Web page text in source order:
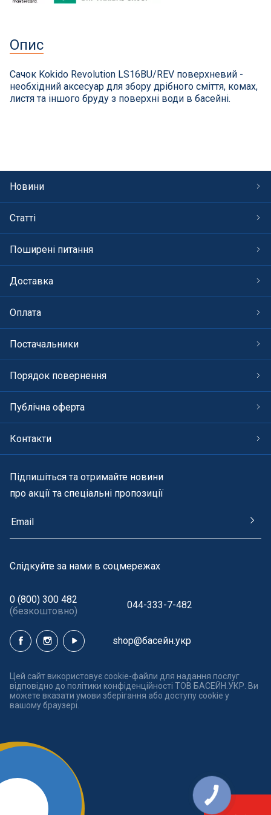
СПА басейни
Осушувачі повітря
Меблі для басейну
Гідроізоляція і будівельна хімія
Опис
Сачок Kokido Revolution LS16BU/REV поверхневий -
необхідний аксесуар для збору дрібного сміття, комах,
листя та іншого бруду з поверхні води в басейні.
Новини
Статті
Поширені питання
Доставка
Оплата
Постачальники
Порядок повернення
Публічна оферта
Контакти
Підпишіться та отримайте новини
про акції та спеціальні пропозиції
Cлідкуйте за нами в соцмережах
0 (800) 300 482
(безкоштовно)
044-333-7-482
shop@басейн.укр
Цей сайт використовує cookie-файли для надання послуг
відповідно до політики конфіденційності ТОВ БАСЕЙН.УКР. Ви
можете вказати умови зберігання або доступу cookie у
вашому браузері.
КНОПКА
ЗВ'ЯЗКУ